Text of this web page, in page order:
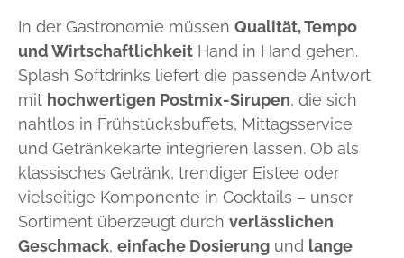
In der Gastronomie müssen Qualität, Tempo
und Wirtschaftlichkeit Hand in Hand gehen.
Splash Softdrinks liefert die passende Antwort
mit hochwertigen Postmix-Sirupen, die sich
nahtlos in Frühstücksbuffets, Mittagsservice
und Getränkekarte integrieren lassen. Ob als
klassisches Getränk, trendiger Eistee oder
vielseitige Komponente in Cocktails – unser
Sortiment überzeugt durch verlässlichen
Geschmack, einfache Dosierung und lange